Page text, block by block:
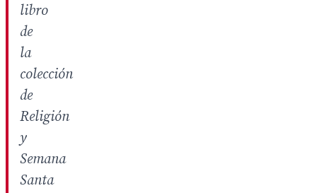
libro
de
la
colección
de
Religión
y
Semana
Santa